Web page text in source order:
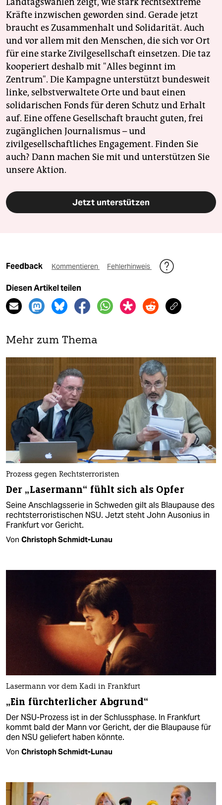
Kräfte inzwischen geworden sind. Gerade jetzt
braucht es Zusammenhalt und Solidarität. Auch
und vor allem mit den Menschen, die sich vor Ort
für eine starke Zivilgesellschaft einsetzen. Die taz
kooperiert deshalb mit "Alles beginnt im
Zentrum". Die Kampagne unterstützt bundesweit
linke, selbstverwaltete Orte und baut einen
solidarischen Fonds für deren Schutz und Erhalt
auf. Eine offene Gesellschaft braucht guten, frei
zugänglichen Journalismus – und
zivilgesellschaftliches Engagement. Finden Sie
auch? Dann machen Sie mit und unterstützen Sie
unsere Aktion.
Jetzt unterstützen
Feedback Kommentieren Fehlerhinweis
Diesen Artikel teilen
Mehr zum Thema
Prozess gegen Rechtsterroristen
Der „Lasermann“ fühlt sich als Opfer
Seine Anschlagsserie in Schweden gilt als Blaupause des
rechtsterroristischen NSU. Jetzt steht John Ausonius in
Frankfurt vor Gericht.
Von Christoph Schmidt-Lunau
Lasermann vor dem Kadi in Frankfurt
„Ein fürchterlicher Abgrund“
Der NSU-Prozess ist in der Schlussphase. In Frankfurt
kommt bald der Mann vor Gericht, der die Blaupause für
den NSU geliefert haben könnte.
Von Christoph Schmidt-Lunau